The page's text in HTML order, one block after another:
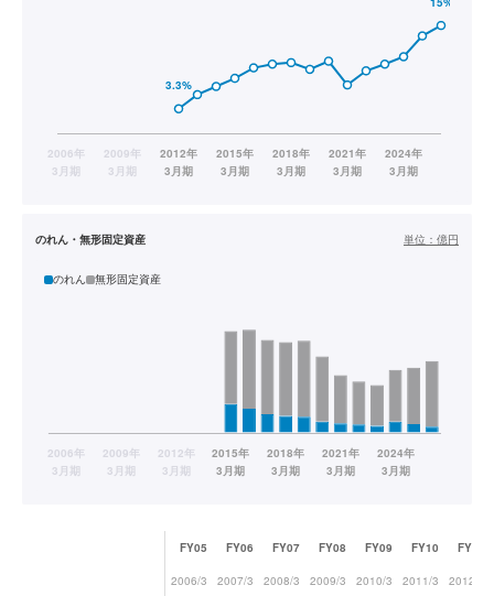
のれん・無形固定資産 単位： 億円
のれん 無形固定資産
FY05 FY06 FY07 FY08 FY09 FY10 FY11
2006/3 2007/3 2008/3 2009/3 2010/3 2011/3 2012/3